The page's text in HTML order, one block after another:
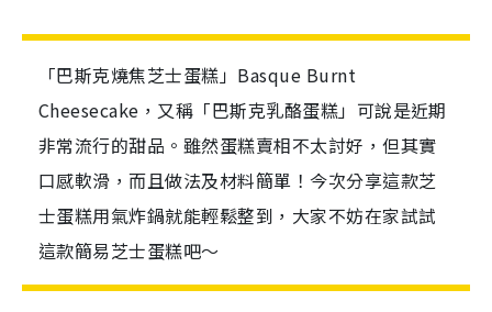
「巴斯克燒焦芝士蛋糕」Basque Burnt
Cheesecake，又稱「巴斯克乳酪蛋糕」可說是近期
非常流行的甜品。雖然蛋糕賣相不太討好，但其實
口感軟滑，而且做法及材料簡單！今次分享這款芝
士蛋糕用氣炸鍋就能輕鬆整到，大家不妨在家試試
這款簡易芝士蛋糕吧～